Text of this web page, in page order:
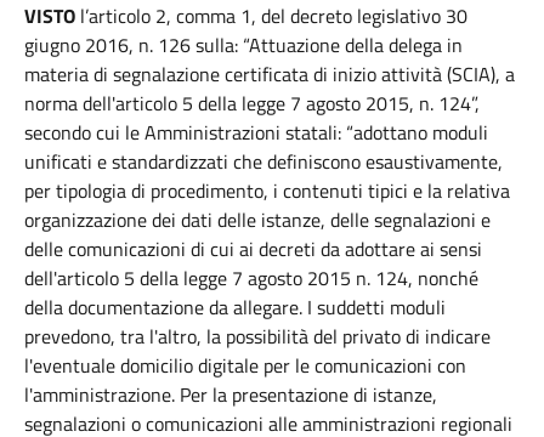
VISTO l’articolo 2, comma 1, del decreto legislativo 30
giugno 2016, n. 126 sulla: “Attuazione della delega in
materia di segnalazione certificata di inizio attività (SCIA), a
norma dell'articolo 5 della legge 7 agosto 2015, n. 124”,
secondo cui le Amministrazioni statali: “adottano moduli
unificati e standardizzati che definiscono esaustivamente,
per tipologia di procedimento, i contenuti tipici e la relativa
organizzazione dei dati delle istanze, delle segnalazioni e
delle comunicazioni di cui ai decreti da adottare ai sensi
dell'articolo 5 della legge 7 agosto 2015 n. 124, nonché
della documentazione da allegare. I suddetti moduli
prevedono, tra l'altro, la possibilità del privato di indicare
l'eventuale domicilio digitale per le comunicazioni con
l'amministrazione. Per la presentazione di istanze,
segnalazioni o comunicazioni alle amministrazioni regionali